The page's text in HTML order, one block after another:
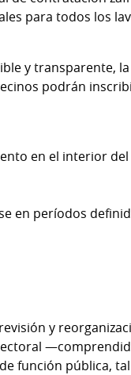
para todos los
y transparente,
podrán
en el interior
en períodos
y
función pública,